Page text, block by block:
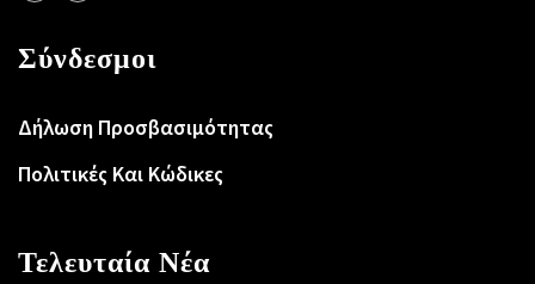
Σύνδεσμοι
Δήλωση Προσβασιμότητας
Πολιτικές Και Κώδικες
Τελευταία Νέα